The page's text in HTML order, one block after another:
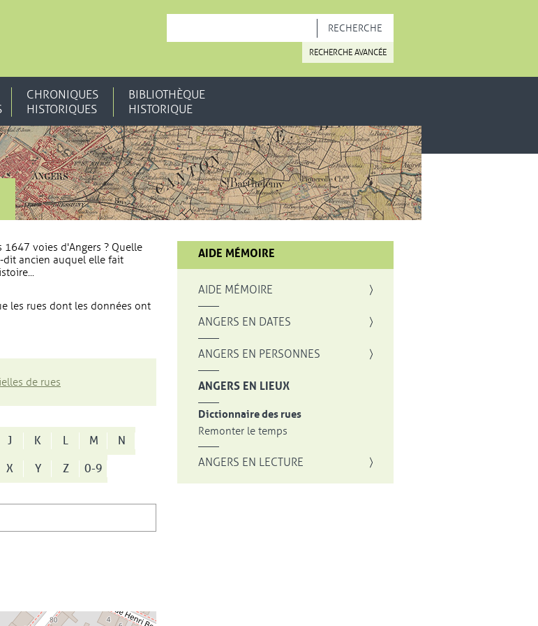
RECHERCHE AVANCÉE
CHRONIQUES
HISTORIQUES
BIBLIOTHÈQUE
HISTORIQUE
voies d'Angers ? Quelle
dit ancien auquel elle fait
les rues dont les données ont
de rues
J K L M
N
X Y Z 0-9
AIDE MÉMOIRE
AIDE MÉMOIRE
ANGERS EN DATES
ANGERS EN PERSONNES
ANGERS EN LIEUX
Dictionnaire des rues
Remonter le temps
ANGERS EN LECTURE